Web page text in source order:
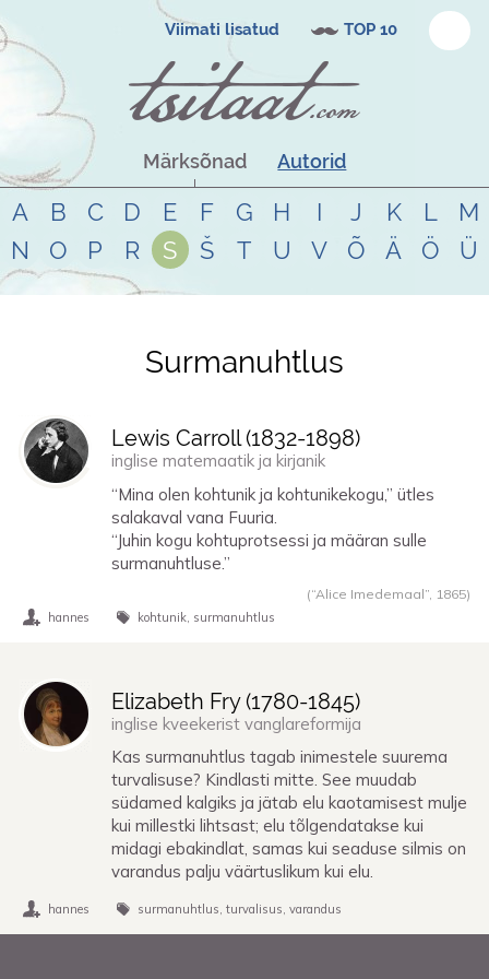
Viimati lisatud TOP 10
Märksõnad Autorid
A B C D E F G H I J K L
M
N
O P R S Š T U V Õ Ä Ö Ü
Tsitaadid teemalsurmanuhtlus
Surmanuhtlus
Lewis Carroll (1832-1898)
inglise matemaatik ja kirjanik
“Mina olen kohtunik ja kohtunikekogu,” ütles
salakaval vana Fuuria.
“Juhin kogu kohtuprotsessi ja määran sulle
surmanuhtluse.”
(“Alice Imedemaal”, 1865)
hannes kohtunik surmanuhtlus
Elizabeth Fry (1780-1845)
inglise kveekerist vanglareformija
Kas surmanuhtlus tagab inimestele suurema
turvalisuse? Kindlasti mitte. See muudab
südamed kalgiks ja jätab elu kaotamisest mulje
kui millestki lihtsast; elu tõlgendatakse kui
midagi ebakindlat, samas kui seaduse silmis on
varandus palju väärtuslikum kui elu.
hannes surmanuhtlus turvalisus varandus